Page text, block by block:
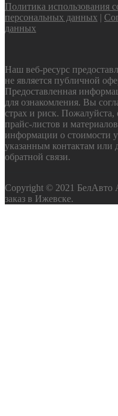
Политика использования
персональных данных |
данных
Наш веб-ресурс
не является публичной
Предоставленная
для ознакомления. Вы
страх и риск.
прайс-листов и
информации о стоимости
указанным контактам или
обратной связи.
Copyright © 2021 БелАвто
заказ в Ижевске.